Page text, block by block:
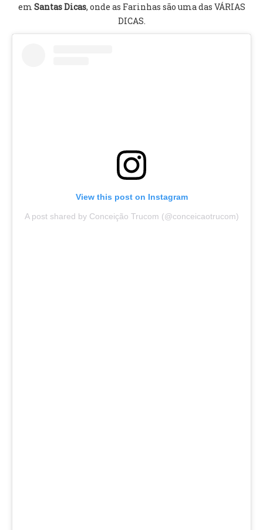
em Santas Dicas, onde as Farinhas são uma das VÁRIAS
DICAS.
View this post on Instagram
A post shared by Conceição Trucom (@conceicaotrucom)